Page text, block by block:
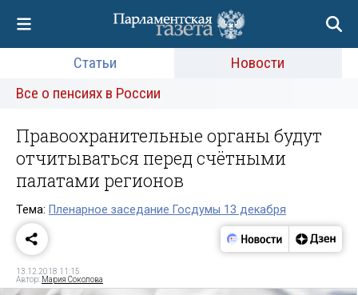
Статьи
Новости
Все о пенсиях в России
Правоохранительные органы будут
отчитываться перед счётными
палатами регионов
Тема: Пленарное заседание Госдумы 13 декабря
13.12.2018 11:15
Автор: Мария Соколова